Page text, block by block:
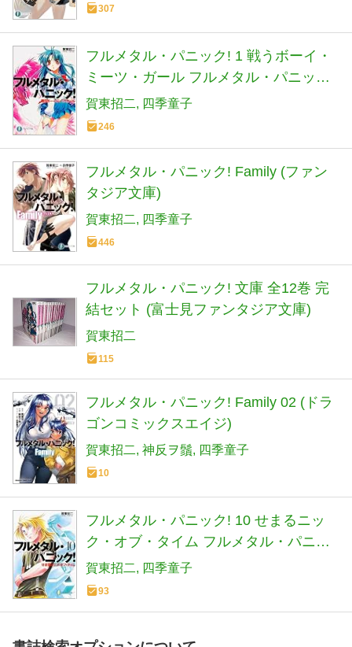
307
フルメタル・パニック! 1 戦うボーイ・
ミーツ・ガール フルメタル・パニック!
(ファンタジア文庫)
賀東招二 四季童子
246
フルメタル・パニック! Family (ファン
タジア文庫)
賀東招二 四季童子
446
フルメタル・パニック! 文庫 全12巻 完
結セット (富士見ファンタジア文庫)
賀東招二
115
フルメタル・パニック! Family 02 (ドラ
ゴンコミックスエイジ)
賀東招二 神反ヲ鬚 四季童子
10
フルメタル・パニック! 10 せまるニッ
ク・オブ・タイム フルメタル・パニッ
ク! (ファンタジア文庫)
賀東招二 四季童子
93